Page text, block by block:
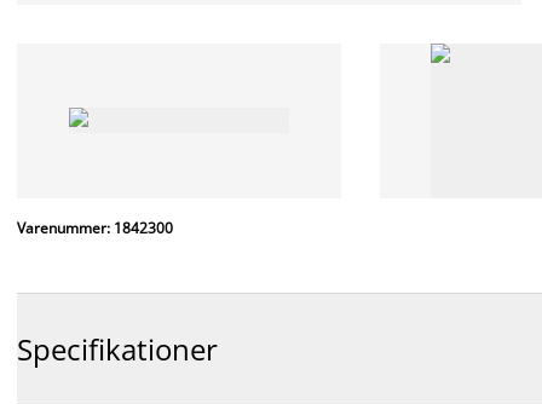
Varenummer: 1842300
Specifikationer